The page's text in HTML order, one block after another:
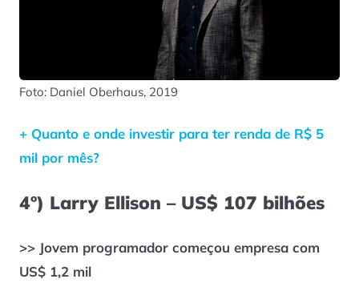
Foto: Daniel Oberhaus, 2019
+ Quanto e onde investir para ter renda de R$ 5
mil por mês?
4º) Larry Ellison – US$ 107 bilhões
>> Jovem programador começou empresa com
US$ 1,2 mil